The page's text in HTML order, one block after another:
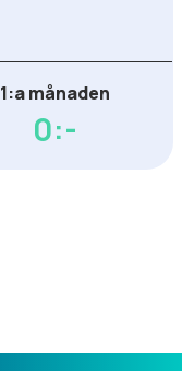
1:a månaden
0:-